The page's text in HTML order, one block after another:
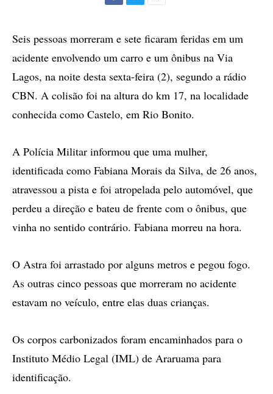
compartilhamento
Seis pessoas morreram e sete ficaram feridas em um
acidente envolvendo um carro e um ônibus na Via
Lagos, na noite desta sexta-feira (2), segundo a rádio
CBN. A colisão foi na altura do km 17, na localidade
conhecida como Castelo, em Rio Bonito.
A Polícia Militar informou que uma mulher,
identificada como Fabiana Morais da Silva, de 26 anos,
atravessou a pista e foi atropelada pelo automóvel, que
perdeu a direção e bateu de frente com o ônibus, que
vinha no sentido contrário. Fabiana morreu na hora.
O Astra foi arrastado por alguns metros e pegou fogo.
As outras cinco pessoas que morreram no acidente
estavam no veículo, entre elas duas crianças.
Os corpos carbonizados foram encaminhados para o
Instituto Médio Legal (IML) de Araruama para
identificação.